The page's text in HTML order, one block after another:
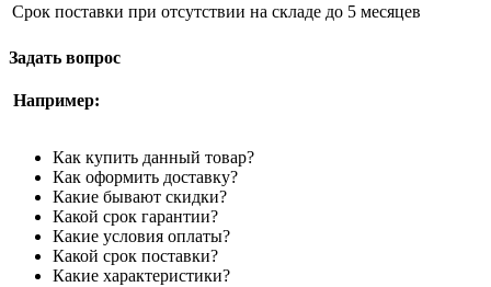
Срок поставки при отсутствии на складе до 5 месяцев
Задать вопрос
Например:
Как купить данный товар?
Как оформить доставку?
Какие бывают скидки?
Какой срок гарантии?
Какие условия оплаты?
Какой срок поставки?
Какие характеристики?